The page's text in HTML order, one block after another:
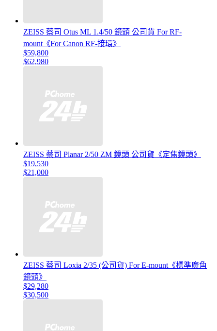
ZEISS 蔡司 Otus ML 1.4/50 鏡頭 公司貨 For RF-
mount《For Canon RF-接環》
$59,800
$62,980
ZEISS 蔡司 Planar 2/50 ZM 鏡頭 公司貨《定焦鏡頭》
$19,530
$21,000
ZEISS 蔡司 Loxia 2/35 (公司貨) For E-mount《標準廣角
鏡頭》
$29,280
$30,500